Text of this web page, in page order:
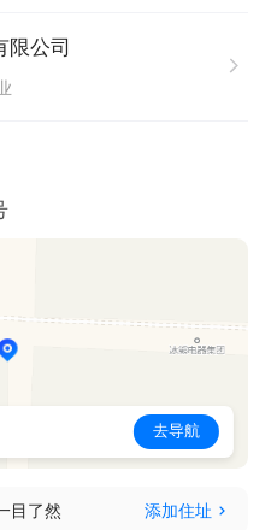
能力。
达能力，能独立完成方案
限公司
去导航
目了然 添加住址